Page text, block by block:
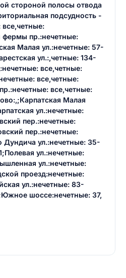
стороной полосы отвода
подсудность -
все,четные:
фермы пр.:нечетные:
Малая ул.:нечетные: 57-
ул.:,четные: 134-
все,четные:
все,четные:
все,четные:
Малая
ул.:нечетные:
пер.:нечетные:
пер.:нечетные:
Дундича ул.:нечетные: 35-
ул.:нечетные:
ул.:нечетные:
проезд:нечетные:
ул.:нечетные: 83-
шоссе:нечетные: 37,